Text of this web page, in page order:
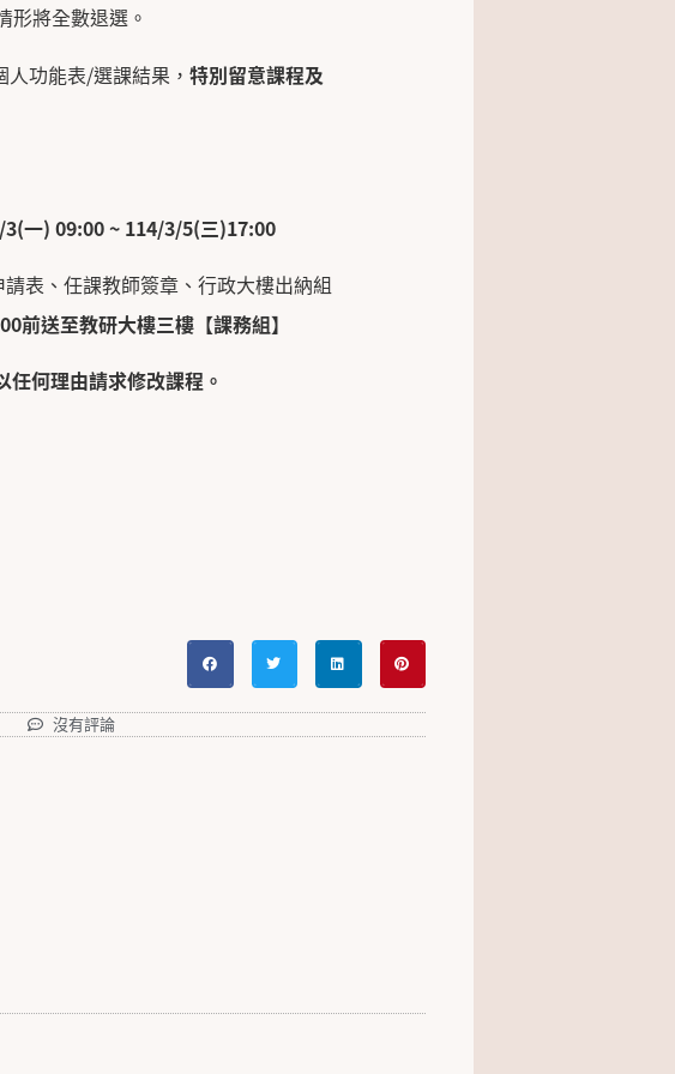
形將全數退選。
人功能表/選課結果，特別留意課程及
3(一) 09:00 ~ 114/3/5(三)17:00
表、任課教師簽章、行政大樓出納組
前送至教研大樓三樓【課務組】
任何理由請求修改課程。
沒有評論